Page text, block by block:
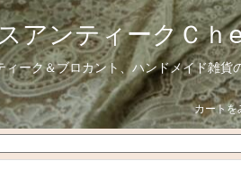
アンティークＣｈ
ィーク＆ブロカント、ハンドメイド雑貨
カートを